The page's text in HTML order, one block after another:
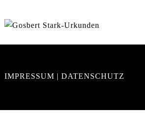
IMPRESSUM | DATENSCHUTZ